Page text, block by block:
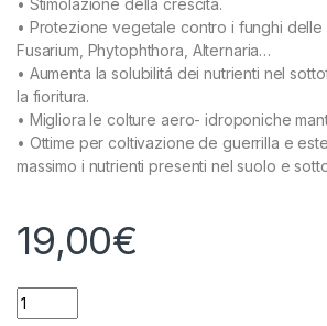
• Protezione vegetale contro i funghi delle
Fusarium, Phytophthora, Alternaria…
• Aumenta la solubilitá dei nutrienti nel
la fioritura.
• Migliora le colture aero- idroponiche
• Ottime per coltivazione de guerrilla e
massimo i nutrienti presenti nel suolo e
19,00€
AGROBACTERIAS - BACTOFIL - 50 GR